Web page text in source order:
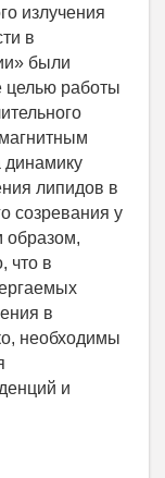
излучения
в
были
целью работы
динамику
липидов в
созревания у
образом,
что в
в
необходимы
и